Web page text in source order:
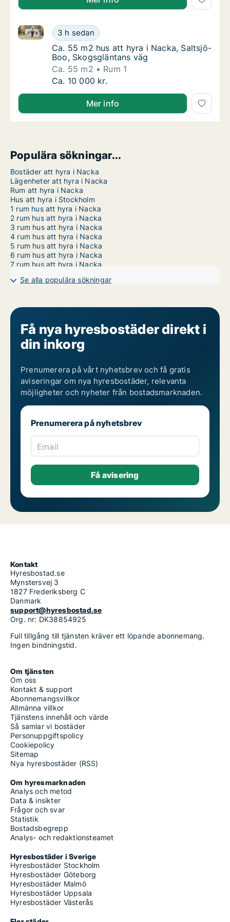
Ca. 55 m2 hus att hyra i Nacka, Saltsjö-
3 h sedan
Ca. 55 m2 hus att hyra i Nacka, Saltsjö-Boo,
Ca. 55 m2 hus att hyra i Nacka, Saltsjö-
Ca. 55 m2 hus att hyra i Nacka, Saltsjö-
Boo, Skogsgläntans väg
Ca. 55 m2
Rum 1
Ca. 55 m2 hus att hyra i Nacka, Saltsjö-
Ca. 10 000 kr.
Mer info
Populära sökningar...
Bostäder att hyra i Nacka
Lägenheter att hyra i Nacka
Rum att hyra i Nacka
Hus att hyra i Stockholm
1 rum hus att hyra i Nacka
2 rum hus att hyra i Nacka
3 rum hus att hyra i Nacka
4 rum hus att hyra i Nacka
5 rum hus att hyra i Nacka
6 rum hus att hyra i Nacka
7 rum hus att hyra i Nacka
Se alla populära sökningar
Få nya hyresbostäder direkt i
din inkorg
Prenumerera på vårt nyhetsbrev och få gratis
aviseringar om nya hyresbostäder, relevanta
möjligheter och nyheter från bostadsmarknaden.
Prenumerera på nyhetsbrev
Email
Kontakt
Hyresbostad.se
Mynstersvej 3
1827 Frederiksberg C
Danmark
support@hyresbostad.se
Org. nr: DK38854925
Full tillgång till tjänsten kräver ett löpande abonnemang.
Ingen bindningstid.
Om tjänsten
Om oss
Kontakt & support
Abonnemangsvillkor
Allmänna villkor
Tjänstens innehåll och värde
Så samlar vi bostäder
Personuppgiftspolicy
Cookiepolicy
Sitemap
Nya hyresbostäder (RSS)
Om hyresmarknaden
Analys och metod
Data & insikter
Frågor och svar
Statistik
Bostadsbegrepp
Analys- och redaktionsteamet
Hyresbostäder i Sverige
Hyresbostäder Stockholm
Hyresbostäder Göteborg
Hyresbostäder Malmö
Hyresbostäder Uppsala
Hyresbostäder Västerås